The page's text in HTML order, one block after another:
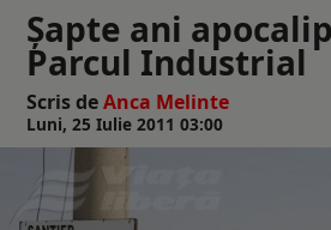
Şapte ani
Parcul Industrial
Scris deAnca Melinte
Luni, 25 Iulie 2011 03:00